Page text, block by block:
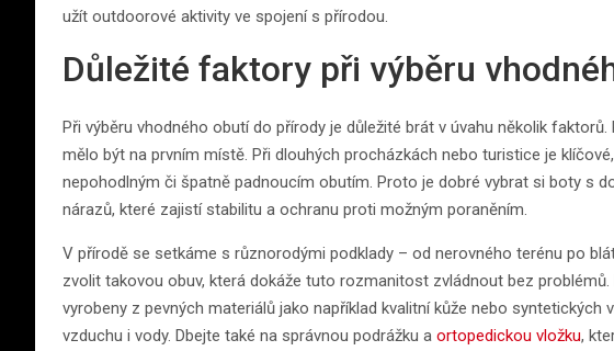
užít outdoorové aktivity ve spojení s přírodou.
Důležité faktory při výběru
Při výběru vhodného obutí do přírody je důležité brát v úvahu několik
mělo být na prvním místě. Při dlouhých procházkách nebo turistice je
nepohodlným či špatně padnoucím obutím. Proto je dobré vybrat si boty s
nárazů, které zajistí stabilitu a ochranu proti možným poraněním.
V přírodě se setkáme s různorodými podklady – od nerovného terénu po
zvolit takovou obuv, která dokáže tuto rozmanitost zvládnout bez
vyrobeny z pevných materiálů jako například kvalitní kůže nebo
vzduchu i vody. Dbejte také na správnou podrážku a ortopedickou vložku,